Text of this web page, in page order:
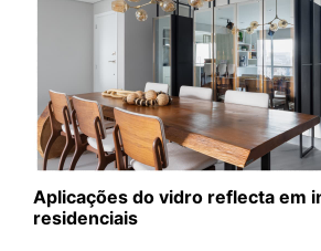
Aplicações do vidro reflecta em
residenciais